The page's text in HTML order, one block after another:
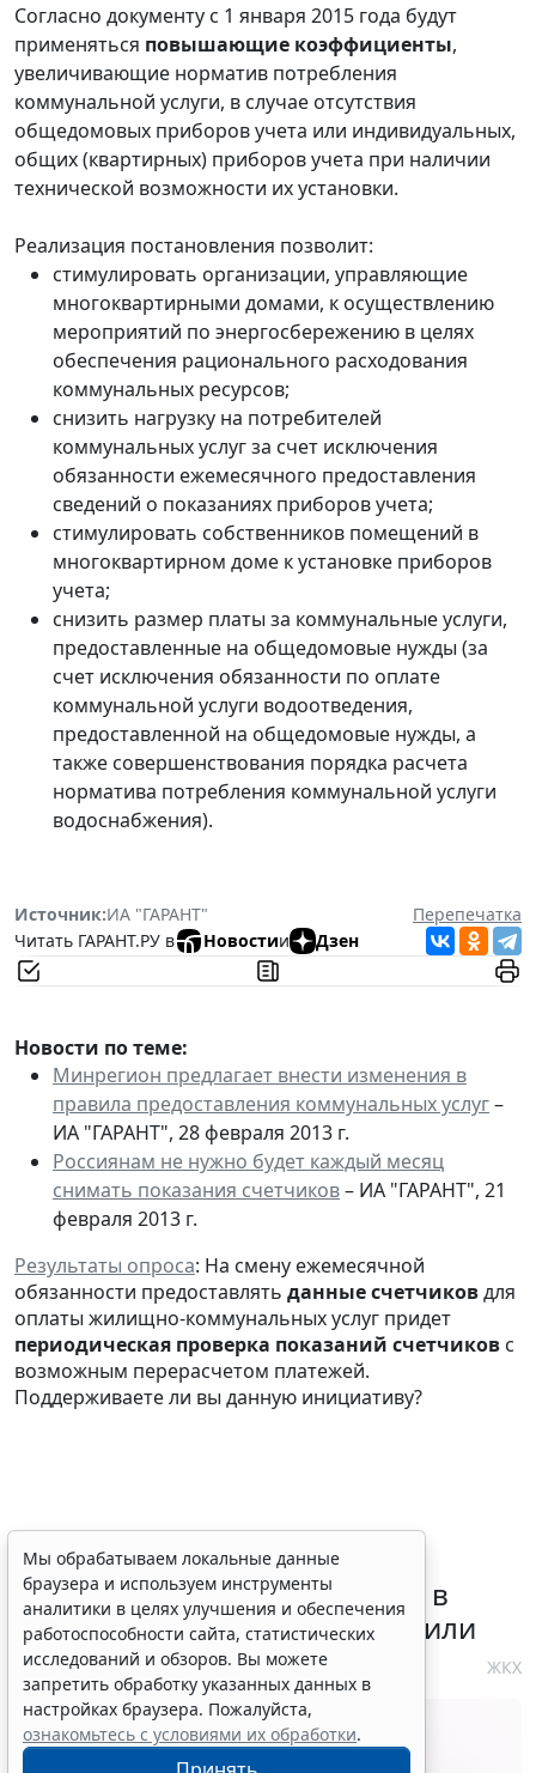
Согласно документу с 1 января 2015 года будут
применяться повышающие коэффициенты,
увеличивающие норматив потребления
коммунальной услуги, в случае отсутствия
общедомовых приборов учета или индивидуальных,
общих (квартирных) приборов учета при наличии
технической возможности их установки.
Реализация постановления позволит:
стимулировать организации, управляющие
многоквартирными домами, к осуществлению
мероприятий по энергосбережению в целях
обеспечения рационального расходования
коммунальных ресурсов;
снизить нагрузку на потребителей
коммунальных услуг за счет исключения
обязанности ежемесячного предоставления
сведений о показаниях приборов учета;
стимулировать собственников помещений в
многоквартирном доме к установке приборов
учета;
снизить размер платы за коммунальные услуги,
предоставленные на общедомовые нужды (за
счет исключения обязанности по оплате
коммунальной услуги водоотведения,
предоставленной на общедомовые нужды, а
также совершенствования порядка расчета
норматива потребления коммунальной услуги
водоснабжения).
Источник:ИА "ГАРАНТ"
Перепечатка
Читать ГАРАНТ.РУ в
Новостии Дзен
Новости по теме:
Минрегион предлагает внести изменения в
правила предоставления коммунальных услуг–
ИА "ГАРАНТ", 28 февраля 2013 г.
Россиянам не нужно будет каждый месяц
снимать показания счетчиков– ИА "ГАРАНТ", 21
февраля 2013 г.
Результаты опроса: На смену ежемесячной
обязанности предоставлять данные счетчиковдля
оплаты жилищно-коммунальных услуг придет
периодическая проверка показаний счетчиков с
возможным перерасчетом платежей.
Поддерживаете ли вы данную инициативу?
Требования к контролю
реализации инвестпрограмм в
сфере теплоснабжения уточнили
4 августа 2026 10:58 ЖКХ
Мы обрабатываем локальные данные
браузера и используем инструменты
аналитики в целях улучшения и обеспечения
работоспособности сайта, статистических
исследований и обзоров. Вы можете
запретить обработку указанных данных в
настройках браузера. Пожалуйста,
ознакомьтесь с условиями их обработки.